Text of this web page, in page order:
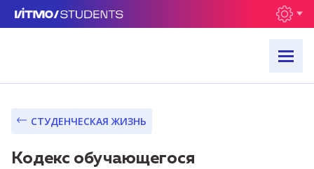
СТУДЕНЧЕСКАЯ ЖИЗНЬ
Кодекс обучающегося